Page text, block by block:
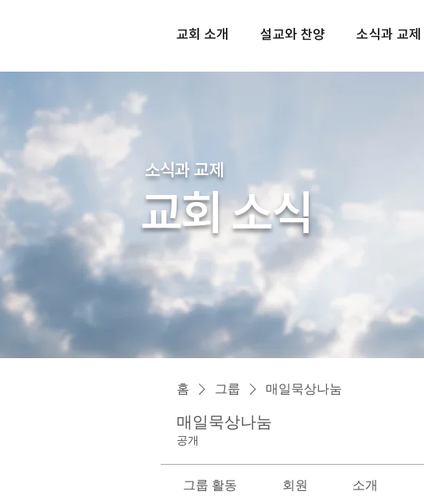
교회 소개 설교와 찬양 소식과 교제
소식과 교제
교회 소식
홈 그룹 매일묵상나눔
매일묵상나눔
공개
그룹 활동 회원 소개